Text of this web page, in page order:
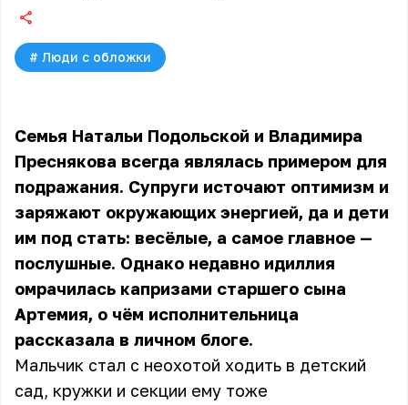
# Люди с обложки
Семья Натальи Подольской и Владимира
Преснякова всегда являлась примером для
подражания. Супруги источают оптимизм и
заряжают окружающих энергией, да и дети
им под стать: весёлые, а самое главное —
послушные. Однако недавно идиллия
омрачилась капризами старшего сына
Артемия, о чём исполнительница
рассказала в личном блоге.
Мальчик стал с неохотой ходить в детский
сад, кружки и секции ему тоже